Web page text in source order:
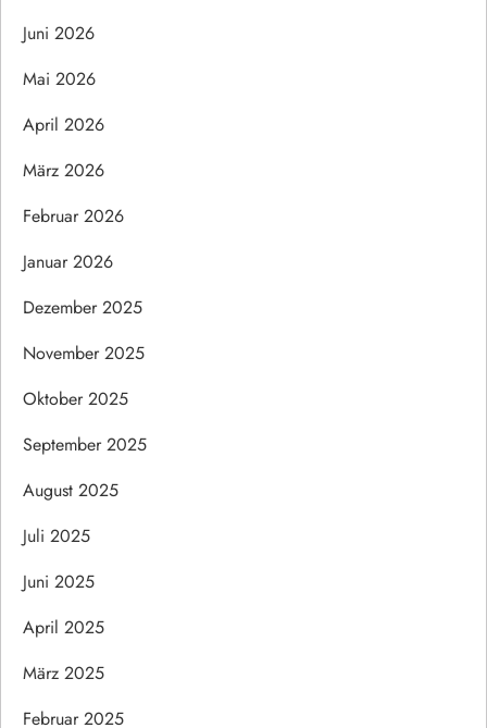
Juni 2026
Mai 2026
April 2026
März 2026
Februar 2026
Januar 2026
Dezember 2025
November 2025
Oktober 2025
September 2025
August 2025
Juli 2025
Juni 2025
April 2025
März 2025
Februar 2025